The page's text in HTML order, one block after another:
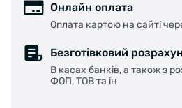
Онлайн оплата
Оплата картою на сайті
Безготівковий
В касах банків, а також з
ФОП, ТОВ та ін